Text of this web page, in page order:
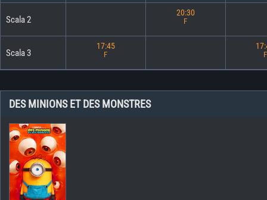
Scala 2
20:30
F
Scala 3
17:45
F F
DES MINIONS ET DES MONSTRES